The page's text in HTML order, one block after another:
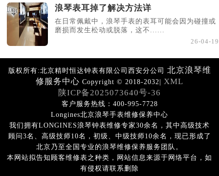
浪琴表耳掉了解决方法详
在日常佩戴中，浪琴手表的表耳可能会因为碰撞或
磨损而发生松动或脱落，这不......
26-04-19
版权所有:北京精时恒达钟表有限公司西安分公司 北京浪琴维
修服务中心 Copyright © 2018-2032| XML
陕ICP备2025073640号-36
客户服务热线：400-995-7728
Longines北京浪琴手表维修保养中心
我们拥有LONGINES浪琴钟表维修专家30余名，其中高级技术
顾问3名、高级技师10名，初级、中级技师10余名，现已形成了
北京乃至全国专业的浪琴维修保养服务团队。
本网站拟告知顾客维修表之种类，网站信息来源于网络平台，如
有侵权请联系删除